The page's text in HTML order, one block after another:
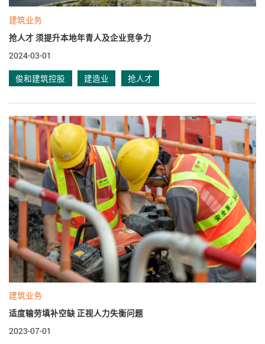
建筑业务
抢人才 须提升本地年青人及企业竞争力
2024-03-01
俊和建筑控股 建造业 抢人才
建筑业务
适度输劳填补空缺 正视人力失衡问题
2023-07-01